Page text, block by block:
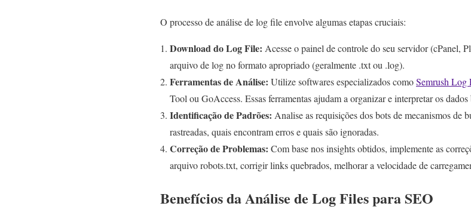
O processo de análise de log file envolve algumas etapas cruciais:
Download do Log File: Acesse o painel de controle do seu servidor (cPanel,
arquivo de log no formato apropriado (geralmente .txt ou .log).
Ferramentas de Análise: Utilize softwares especializados comoSemrush Log
Tool ou GoAccess. Essas ferramentas ajudam a organizar e interpretar os dados
Identificação de Padrões: Analise as requisições dos bots de mecanismos de
rastreadas, quais encontram erros e quais são ignoradas.
Correção de Problemas: Com base nos insights obtidos, implemente as
arquivo robots.txt, corrigir links quebrados, melhorar a velocidade de
Benefícios da Análise de Log Files para SEO